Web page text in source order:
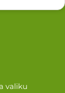
valiku